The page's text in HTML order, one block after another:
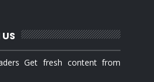
Get fresh content from